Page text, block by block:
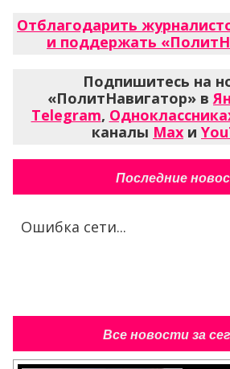
Отблагодарить
и поддержать
Подпишитесь на
«ПолитНавигатор» в
Telegram,
каналы Max и
Последние
Ошибка сети...
Все новости за